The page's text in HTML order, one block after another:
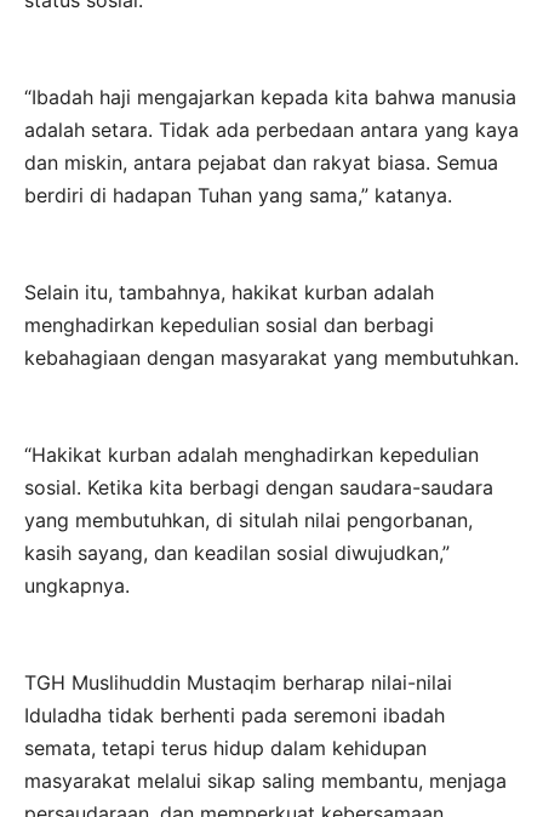
“Ibadah haji mengajarkan kepada kita bahwa manusia
adalah setara. Tidak ada perbedaan antara yang kaya
dan miskin, antara pejabat dan rakyat biasa. Semua
berdiri di hadapan Tuhan yang sama,” katanya.
Selain itu, tambahnya, hakikat kurban adalah
menghadirkan kepedulian sosial dan berbagi
kebahagiaan dengan masyarakat yang membutuhkan.
“Hakikat kurban adalah menghadirkan kepedulian
sosial. Ketika kita berbagi dengan saudara-saudara
yang membutuhkan, di situlah nilai pengorbanan,
kasih sayang, dan keadilan sosial diwujudkan,”
ungkapnya.
TGH Muslihuddin Mustaqim berharap nilai-nilai
Iduladha tidak berhenti pada seremoni ibadah
semata, tetapi terus hidup dalam kehidupan
masyarakat melalui sikap saling membantu, menjaga